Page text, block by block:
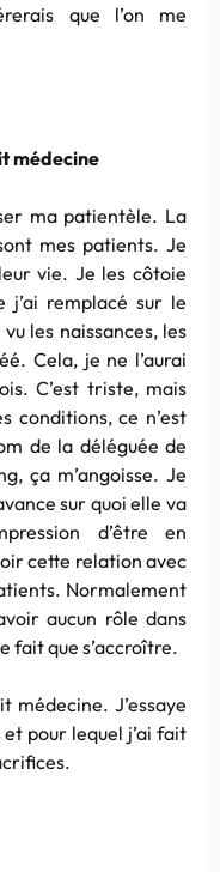
que l’on me
médecine
ma patientèle. La
mes patients. Je
vie. Je les côtoie
j’ai remplacé sur le
les naissances, les
Cela, je ne l’aurai
C’est triste, mais
conditions, ce n’est
de la déléguée de
ça m’angoisse. Je
sur quoi elle va
d’être en
cette relation avec
Normalement
aucun rôle dans
fait que s’accroître.
médecine. J’essaye
pour lequel j’ai fait